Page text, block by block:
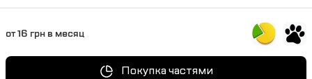
от 16 грн в месяц
Покупка частями